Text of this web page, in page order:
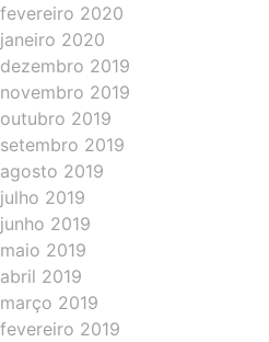
fevereiro 2020
janeiro 2020
dezembro 2019
novembro 2019
outubro 2019
setembro 2019
agosto 2019
julho 2019
junho 2019
maio 2019
abril 2019
março 2019
fevereiro 2019